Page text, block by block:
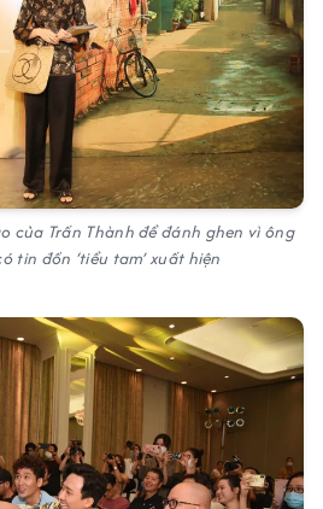
của Trấn Thành để đánh ghen vì ông
tin đồn ‘tiểu tam’ xuất hiện